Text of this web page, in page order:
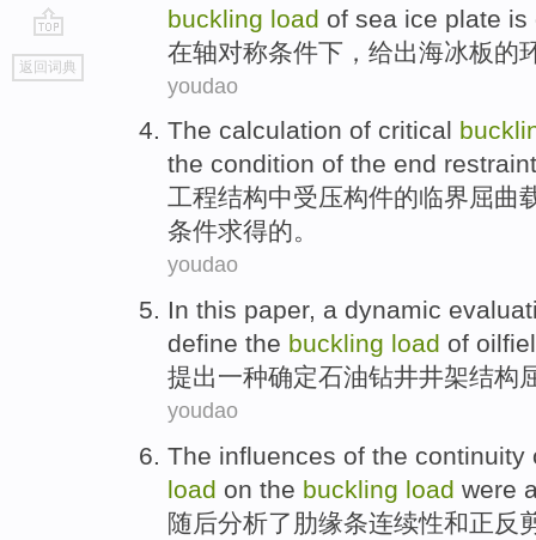
go
top
返回词典
buckling load of sea ice plate is
在轴对称条件下 ，给出海冰板的
youdao
The calculation of critical
the condition of the end restraint
工程结构中受压构件的临界屈曲
条件求得的。
youdao
In this paper, a dynamic
define the buckling load of
提出一种确定石油钻井井架结构
youdao
The influences of the continuity
load on the buckling load were
随后分析了 肋缘条连续性和正反